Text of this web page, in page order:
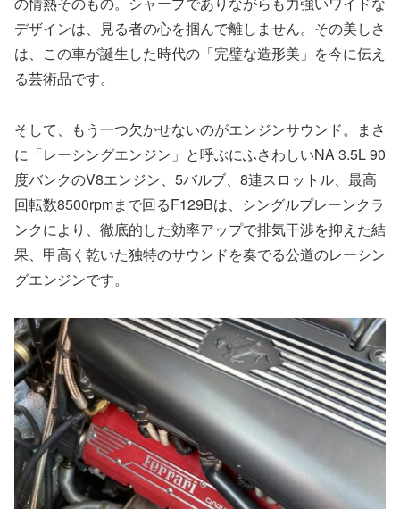
デザインは、見る者の心を掴んで離しません。その美しさ
は、この車が誕生した時代の「完璧な造形美」を今に伝え
る芸術品です。
そして、もう一つ欠かせないのがエンジンサウンド。まさ
に「レーシングエンジン」と呼ぶにふさわしいNA 3.5L 90
度バンクのV8エンジン、5バルブ、8連スロットル、最高
回転数8500rpmまで回るF129Bは、シングルプレーンクラ
ンクにより、徹底的した効率アップで排気干渉を抑えた結
果、甲高く乾いた独特のサウンドを奏でる公道のレーシン
グエンジンです。